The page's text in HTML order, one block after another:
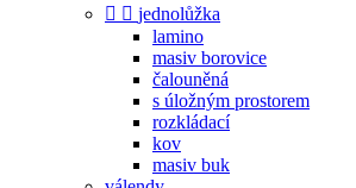
  jednolůžka
lamino
masiv borovice
čalouněná
s úložným prostorem
rozkládací
kov
masiv buk